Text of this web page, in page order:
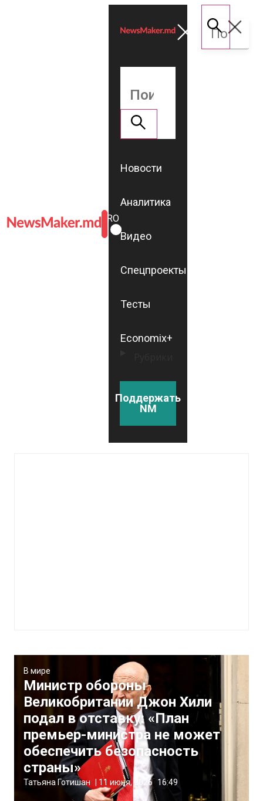
ROMÂNĂ
RU
Новости
Аналитика
Видео
Спецпроекты
Тесты
Economix+
Поддержать
NM
В мире
Министр обороны
Великобритании Джон Хили
подал в отставку: «План
премьер-министра не может
обеспечить безопасность
страны»
Татьяна Готишан 11 июня, 2026 16:49